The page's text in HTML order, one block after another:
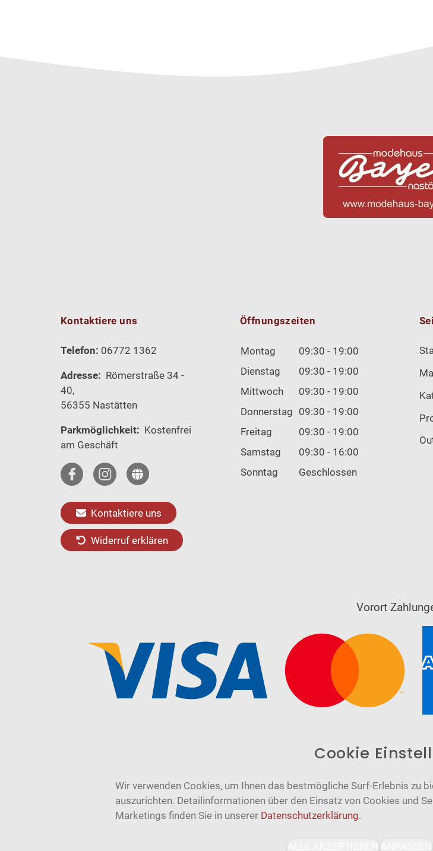
Kontaktiere uns
Telefon: 06772 1362
Adresse: Römerstraße 34 -
40,
56355 Nastätten
Parkmöglichkeit: Kostenfrei
am Geschäft
Kontaktiere uns
Widerruf erklären
Öffnungszeiten
Montag
09:30 - 19:00
Dienstag
09:30 - 19:00
Mittwoch
09:30 - 19:00
Donnerstag 09:30 - 19:00
Freitag
09:30 - 19:00
Samstag
09:30 - 16:00
Sonntag
Geschlossen
Vorort
Bereitgestellt
Cookie
Wir verwenden Cookies, um Ihnen das bestmögliche Surf-Erlebnis zu
auszurichten. Detailinformationen über den Einsatz von Cookies und
Marketings finden Sie in unserer Datenschutzerklärung.
ALLE AKZEPTIEREN ANPASSEN